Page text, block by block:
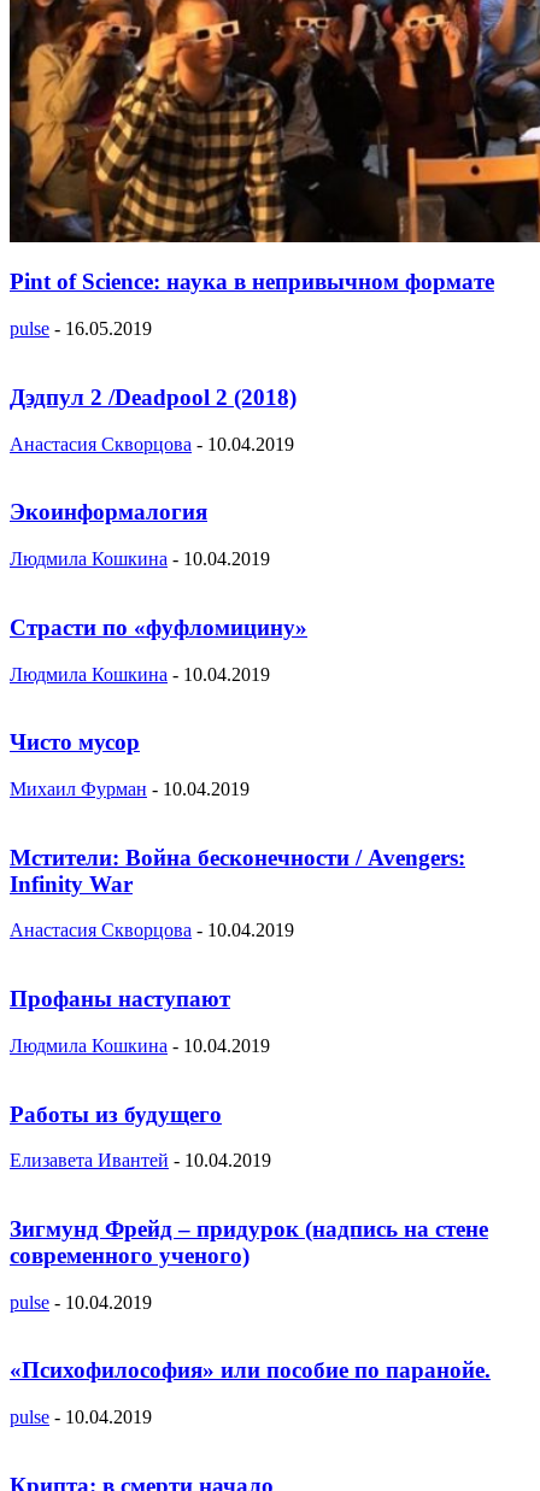
Pint of Science: наука в непривычном формате
pulse - 16.05.2019
Дэдпул 2 /Deadpool 2 (2018)
Анастасия Скворцова - 10.04.2019
Экоинформалогия
Людмила Кошкина - 10.04.2019
Страсти по «фуфломицину»
Людмила Кошкина - 10.04.2019
Чисто мусор
Михаил Фурман - 10.04.2019
Мстители: Война бесконечности / Avengers:
Infinity War
Анастасия Скворцова - 10.04.2019
Профаны наступают
Людмила Кошкина - 10.04.2019
Работы из будущего
Елизавета Ивантей - 10.04.2019
Зигмунд Фрейд – придурок (надпись на стене
современного ученого)
pulse - 10.04.2019
«Психофилософия» или пособие по паранойе.
pulse - 10.04.2019
Крипта: в смерти начало